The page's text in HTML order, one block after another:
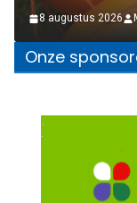
8 augustus 2026
Onze